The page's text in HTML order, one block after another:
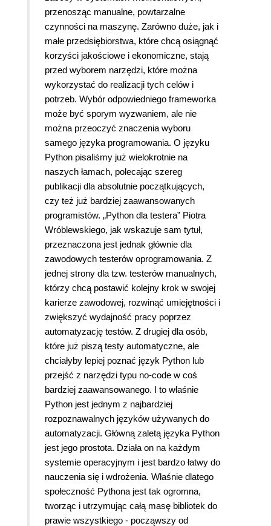
przenosząc manualne, powtarzalne
czynności na maszynę. Zarówno duże, jak i
małe przedsiębiorstwa, które chcą osiągnąć
korzyści jakościowe i ekonomiczne, stają
przed wyborem narzędzi, które można
wykorzystać do realizacji tych celów i
potrzeb. Wybór odpowiedniego frameworka
może być sporym wyzwaniem, ale nie
można przeoczyć znaczenia wyboru
samego języka programowania. O języku
Python pisaliśmy już wielokrotnie na
naszych łamach, polecając szereg
publikacji dla absolutnie początkujących,
czy też już bardziej zaawansowanych
programistów. „Python dla testera” Piotra
Wróblewskiego, jak wskazuje sam tytuł,
przeznaczona jest jednak głównie dla
zawodowych testerów oprogramowania. Z
jednej strony dla tzw. testerów manualnych,
którzy chcą postawić kolejny krok w swojej
karierze zawodowej, rozwinąć umiejętności i
zwiększyć wydajność pracy poprzez
automatyzację testów. Z drugiej dla osób,
które już piszą testy automatyczne, ale
chciałyby lepiej poznać język Python lub
przejść z narzędzi typu no-code w coś
bardziej zaawansowanego. I to właśnie
Python jest jednym z najbardziej
rozpoznawalnych języków używanych do
automatyzacji. Główną zaletą języka Python
jest jego prostota. Działa on na każdym
systemie operacyjnym i jest bardzo łatwy do
nauczenia się i wdrożenia. Właśnie dlatego
społeczność Pythona jest tak ogromna,
tworząc i utrzymując całą masę bibliotek do
prawie wszystkiego - począwszy od